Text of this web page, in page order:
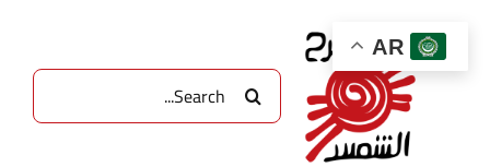
content
البحث
عن:
AR